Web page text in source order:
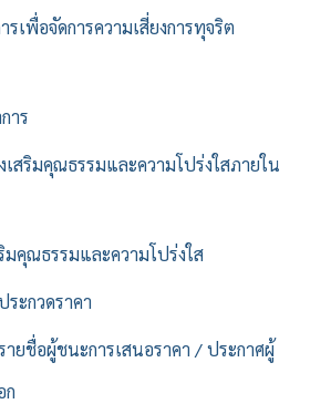
รเพื่อจัดการความเสี่ยงการทุจริต
าร
เสริมคุณธรรมและความโปร่งใสภายใน
มคุณธรรมและความโปร่งใส
ระกวดราคา
ายชื่อผู้ชนะการเสนอราคา / ประกาศผู้
ก